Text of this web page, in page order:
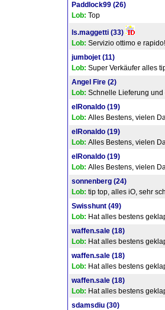
Paddlock99 (26)
Lob: Top
ls.maggetti (33)
Lob: Servizio ottimo e
jumbojet (11)
Lob: Super Verkäufer alles
Angel Fire (2)
Lob: Schnelle Lieferung und
elRonaldo (19)
Lob: Alles Bestens, vielen
elRonaldo (19)
Lob: Alles Bestens, vielen
elRonaldo (19)
Lob: Alles Bestens, vielen
sonnenberg (24)
Lob: tip top, alles iO, sehr
Swisshunt (49)
Lob: Hat alles bestens
waffen.sale (18)
Lob: Hat alles bestens
waffen.sale (18)
Lob: Hat alles bestens
waffen.sale (18)
Lob: Hat alles bestens
sdamsdiu (30)